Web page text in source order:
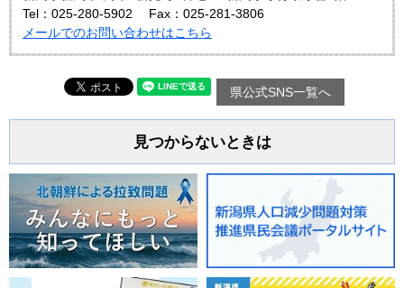
Tel：025-280-5902
Fax：025-281-3806
メールでのお問い合わせはこちら
県公式SNS一覧へ
見つからないときは